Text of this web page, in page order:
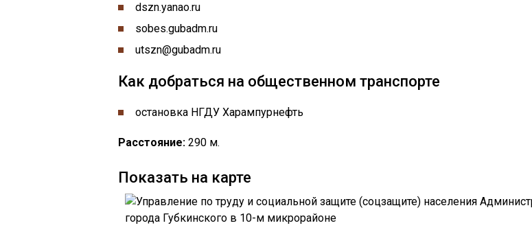
dszn.yanao.ru
sobes.gubadm.ru
utszn@gubadm.ru
Как добраться на общественном транспорте
остановка НГДУ Харампурнефть
Расстояние: 290 м.
Показать на карте